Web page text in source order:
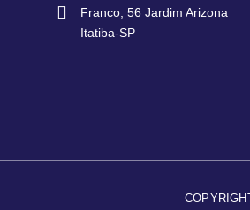
Franco, 56 Jardim Arizona
Itatiba-SP